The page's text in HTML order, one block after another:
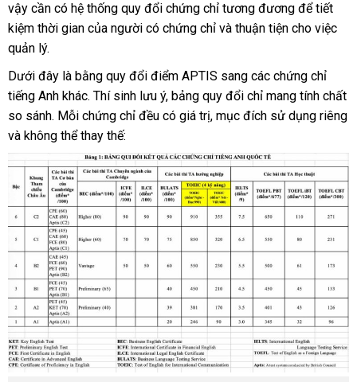
vậy cần có hệ thống quy đổi chứng chỉ tương đương để tiết
kiệm thời gian của người có chứng chỉ và thuận tiện cho việc
quản lý.
Dưới đây là bằng quy đổi điểm APTIS sang các chứng chỉ
tiếng Anh khác. Thí sinh lưu ý, bảng quy đổi chỉ mang tính chất
so sánh. Mỗi chứng chỉ đều có giá trị, mục đích sử dụng riêng
và không thể thay thế: